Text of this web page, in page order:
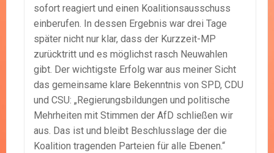
sofort reagiert und einen Koalitionsausschuss
einberufen. In dessen Ergebnis war drei Tage
später nicht nur klar, dass der Kurzzeit-MP
zurücktritt und es möglichst rasch Neuwahlen
gibt. Der wichtigste Erfolg war aus meiner Sicht
das gemeinsame klare Bekenntnis von SPD, CDU
und CSU: „Regierungsbildungen und politische
Mehrheiten mit Stimmen der AfD schließen wir
aus. Das ist und bleibt Beschlusslage der die
Koalition tragenden Parteien für alle Ebenen.“